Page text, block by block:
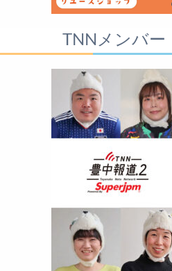
TNNメンバ